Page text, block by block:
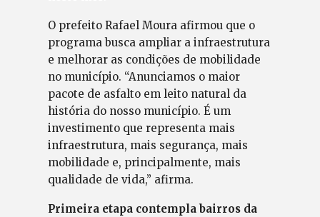
O prefeito Rafael Moura afirmou que o
programa busca ampliar a infraestrutura
e melhorar as condições de mobilidade
no município. “Anunciamos o maior
pacote de asfalto em leito natural da
história do nosso município. É um
investimento que representa mais
infraestrutura, mais segurança, mais
mobilidade e, principalmente, mais
qualidade de vida,” afirma.
Primeira etapa contempla bairros da